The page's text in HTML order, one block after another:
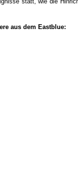
statt, wie die
aus dem Eastblue: